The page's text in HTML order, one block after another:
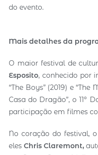
do evento.
Mais detalhes da
O maior festival de
Esposito, conhecido por
“The Boys” (2019) e
Casa do Dragão”, o 11º
participação em filmes
No coração do festival,
elesChris Claremont,